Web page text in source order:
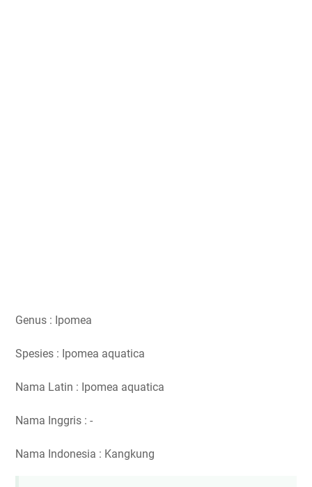
Genus : Ipomea
Spesies : Ipomea aquatica
Nama Latin : Ipomea aquatica
Nama Inggris : -
Nama Indonesia : Kangkung